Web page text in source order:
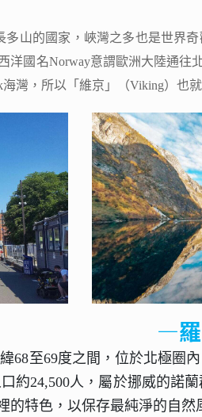
山的國家，峽灣之多也是世界
洋國名Norway意謂歐洲大陸通
灣，所以「維京」（Viking）也
—
68至69度之間，位於北極
約24,500人，屬於挪威的諾
的特色，以保存最純淨的自然